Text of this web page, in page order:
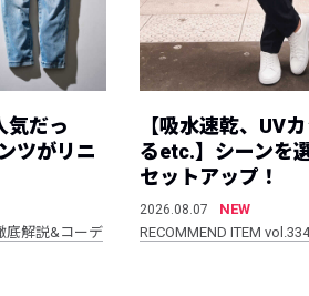
気だっ
ツがリニ
底解説&コーデ
【吸水速乾、UV
るetc.】シーンを
セットアップ！
2026.08.07
NEW
RECOMMEND ITEM vol.334